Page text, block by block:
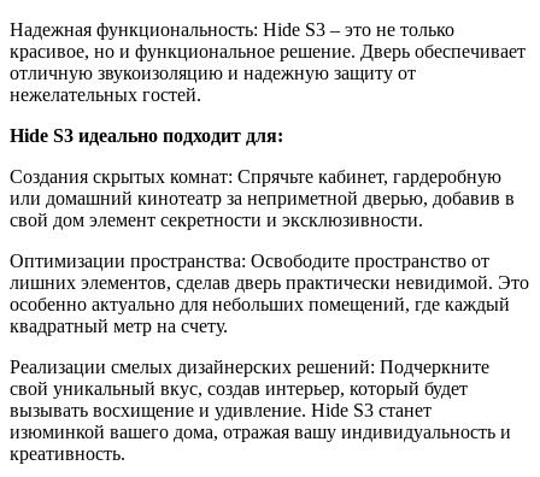
Надежная функциональность: Hide S3 – это не только
красивое, но и функциональное решение. Дверь обеспечивает
отличную звукоизоляцию и надежную защиту от
нежелательных гостей.
Hide S3 идеально подходит для:
Создания скрытых комнат: Спрячьте кабинет, гардеробную
или домашний кинотеатр за неприметной дверью, добавив в
свой дом элемент секретности и эксклюзивности.
Оптимизации пространства: Освободите пространство от
лишних элементов, сделав дверь практически невидимой. Это
особенно актуально для небольших помещений, где каждый
квадратный метр на счету.
Реализации смелых дизайнерских решений: Подчеркните
свой уникальный вкус, создав интерьер, который будет
вызывать восхищение и удивление. Hide S3 станет
изюминкой вашего дома, отражая вашу индивидуальность и
креативность.